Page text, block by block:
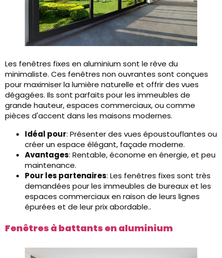
Les fenêtres fixes en aluminium sont le rêve du
minimaliste. Ces fenêtres non ouvrantes sont conçues
pour maximiser la lumière naturelle et offrir des vues
dégagées. Ils sont parfaits pour les immeubles de
grande hauteur, espaces commerciaux, ou comme
pièces d'accent dans les maisons modernes.
Idéal pour: Présenter des vues époustouflantes ou
créer un espace élégant, façade moderne.
Avantages: Rentable, économe en énergie, et peu
maintenance.
Pour les partenaires: Les fenêtres fixes sont très
demandées pour les immeubles de bureaux et les
espaces commerciaux en raison de leurs lignes
épurées et de leur prix abordable..
Fenêtres à battants en aluminium